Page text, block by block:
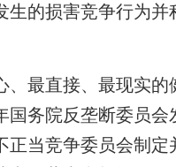
的损害竞争行为并
最直接、最现实的
国务院反垄断委员
正当竞争委员会制